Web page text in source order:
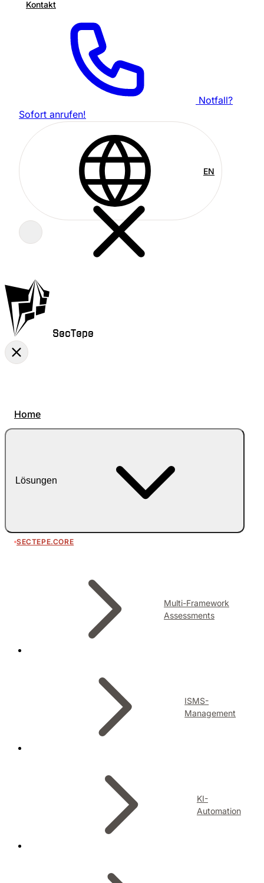
Kontakt
Notfall?
Sofort anrufen!
EN
SecTepe
Home
Lösungen
SECTEPE.CORE
Multi-Framework
Assessments
ISMS-
Management
KI-
Automation